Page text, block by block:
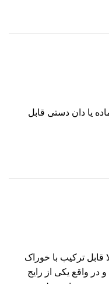
یا دان دستی قابل
قابل ترکیب با خوراک
در واقع یکی از رایج